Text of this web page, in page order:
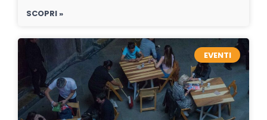
SCOPRI »
EVENTI